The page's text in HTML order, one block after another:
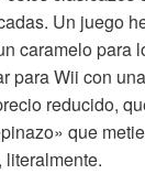
Un juego
caramelo para
para Wii con
reducido,
que